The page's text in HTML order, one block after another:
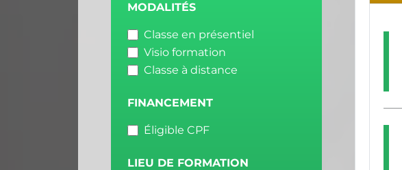
MODALITÉS
Classe en présentiel
Visio formation
Classe à distance
FINANCEMENT
Éligible CPF
LIEU DE FORMATION